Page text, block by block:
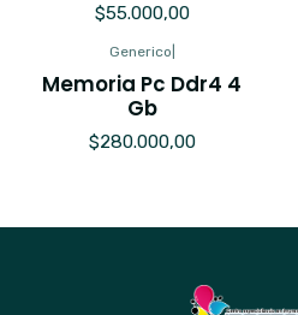
$55.000,00
Generico
Memoria Pc Ddr4 4
Gb
$280.000,00